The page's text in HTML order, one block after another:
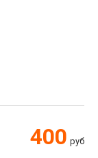
400 руб